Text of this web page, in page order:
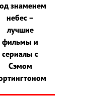
знаменем
небес –
лучшие
фильмы и
сериалы с
Сэмом